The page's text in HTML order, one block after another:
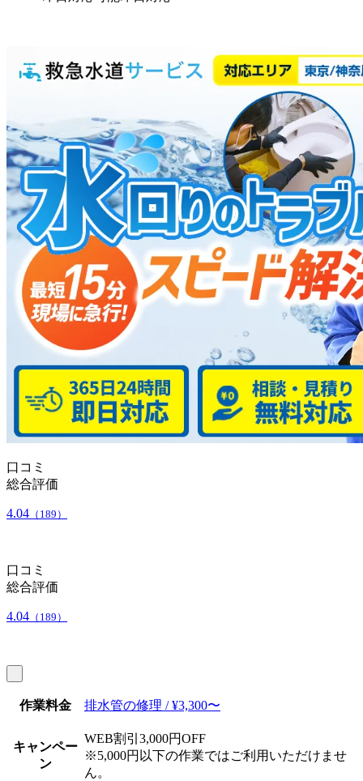
口コミ
総合評価
4.04 （189）
口コミ
総合評価
4.04 （189）
作業料金 排水管の修理 / ¥3,300〜
キャンペー
ン
WEB割引3,000円OFF
※5,000円以下の作業ではご利用いただけませ
ん。